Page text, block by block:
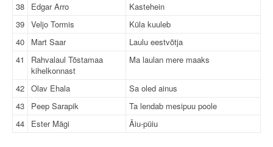
38
Edgar Arro
Kastehein
39 Veljo Tormis
Küla kuuleb
40
Mart Saar
Laulu eestvõtja
41
Rahvalaul Tõstamaa
kihelkonnast
Ma laulan mere maaks
42 Olav Ehala
Sa oled ainus
43
Peep Sarapik
Ta lendab mesipuu poole
44
Ester Mägi Äiu-püiu